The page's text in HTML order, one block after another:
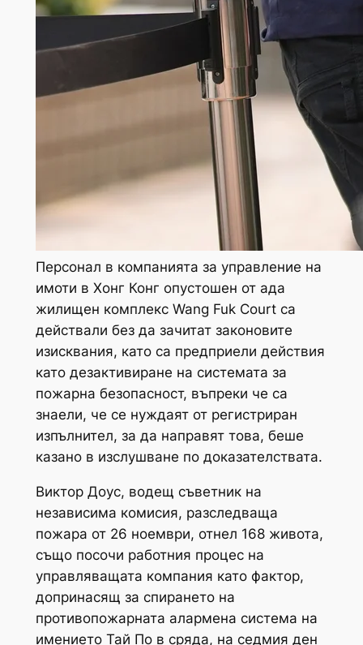
Персонал в компанията за управление на
имоти в Хонг Конг опустошен от ада
жилищен комплекс Wang Fuk Court са
действали без да зачитат законовите
изисквания, като са предприели действия
като дезактивиране на системата за
пожарна безопасност, въпреки че са
знаели, че се нуждаят от регистриран
изпълнител, за да направят това, беше
казано в изслушване по доказателствата.
Виктор Доус, водещ съветник на
независима комисия, разследваща
пожара от 26 ноември, отнел 168 живота,
също посочи работния процес на
управляващата компания като фактор,
допринасящ за спирането на
противопожарната алармена система на
имението Тай По в сряда, на седмия ден